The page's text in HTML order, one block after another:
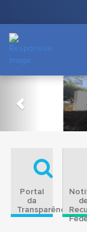
Previous
Portal
da
Transparência